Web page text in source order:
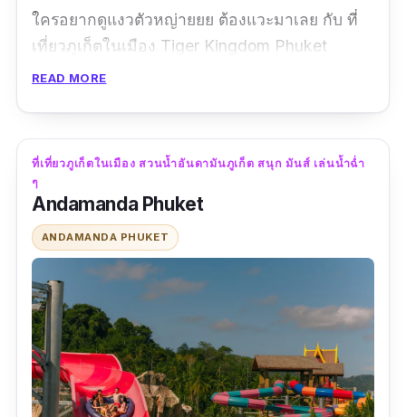
ใครอยากดูแงวตัวหญ่ายยย ต้องแวะมาเลย กับ ที่
เที่ยวภูเก็ตในเมือง Tiger Kingdom Phuket
แนะนำให้มาเล่นกับน้อง เจ้าหน้าที่ทุกคนแนะนำดี
สามารถเลือกเล่นกับน้องได้ 1 ชนิด (15 นาที) ถ้า
เล่น 2 อย่าง อย่างละ 15 นาที มีให้เลือกคือ เสือเด็ก
เสือวัยรุ่น เสือใหญ่ เสือชีต้า แนะนำเสือตัวใหญ่สุด
เพราะน้องจะนิ่งสุด จับง่าย ไม่ตื่นคน แต่ถ้าเสือเด็ก
จะเล่นมากไม่ได้ เพราะน้องจะชวนเล่นตลอดเวลา
ชอบกระโดด ชอบแทะ ต้องระวังและเชื่อที่เจ้า
หน้าที่บอกอย่างเคร่งครัด เพราะน้องไม่รู้กำลังตัว
เอง ถ้าไปจับมากเค้าจะนึกว่าเราเล่นด้วยนะคะ แต่
น้อนน่ารักมาก ๆ เลย ;w; อยากไปเล่นด้วยเลยค่ะ
ข้อมูลเฉพาะ
READ MORE
ที่เที่ยวภูเก็ตในเมือง สวนน้ำอันดามันภูเก็ต สนุก มันส์ เล่นน้ำฉ่ำ
ๆ
Andamanda Phuket
ANDAMANDA PHUKET